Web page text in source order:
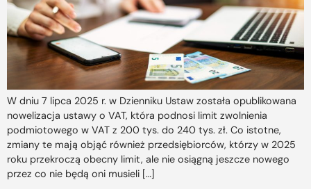
W dniu 7 lipca 2025 r. w Dzienniku Ustaw została opublikowana
nowelizacja ustawy o VAT, która podnosi limit zwolnienia
podmiotowego w VAT z 200 tys. do 240 tys. zł. Co istotne,
zmiany te mają objąć również przedsiębiorców, którzy w 2025
roku przekroczą obecny limit, ale nie osiągną jeszcze nowego
przez co nie będą oni musieli […]